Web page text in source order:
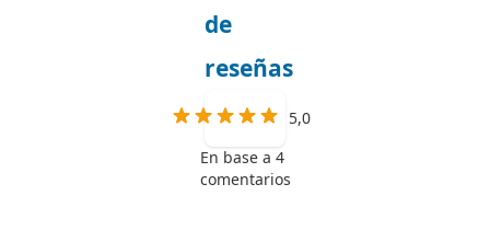
de
reseñas
5,0
En base a 4
comentarios